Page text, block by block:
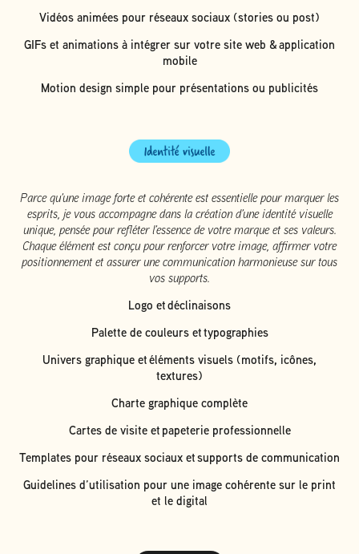
Vidéos animées pour réseaux sociaux (stories ou post)
GIFs et animations à intégrer sur votre site web & application
mobile
Motion design simple pour présentations ou publicités
Parce qu’une image forte et cohérente est essentielle pour marquer les
esprits, je vous accompagne dans la création d’une identité visuelle
unique, pensée pour refléter l’essence de votre marque et ses valeurs.
Chaque élément est conçu pour renforcer votre image, affirmer votre
positionnement et assurer une communication harmonieuse sur tous
vos supports.
Logo et déclinaisons
Palette de couleurs et typographies
Univers graphique et éléments visuels (motifs, icônes,
textures)
Charte graphique complète
Cartes de visite et papeterie professionnelle
Templates pour réseaux sociaux et supports de communication
Guidelines d’utilisation pour une image cohérente sur le print
et le digital